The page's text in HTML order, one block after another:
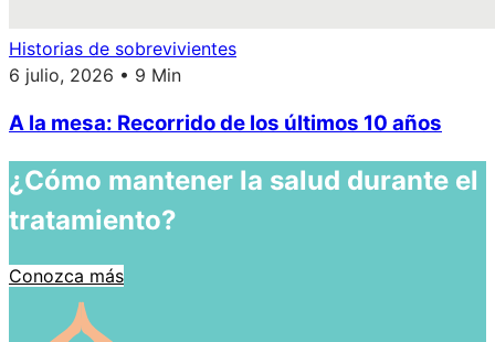
Historias de sobrevivientes
6 julio, 2026 • 9 Min
A la mesa: Recorrido de los últimos 10 años
¿Cómo mantener la salud durante el
tratamiento?
Conozca más